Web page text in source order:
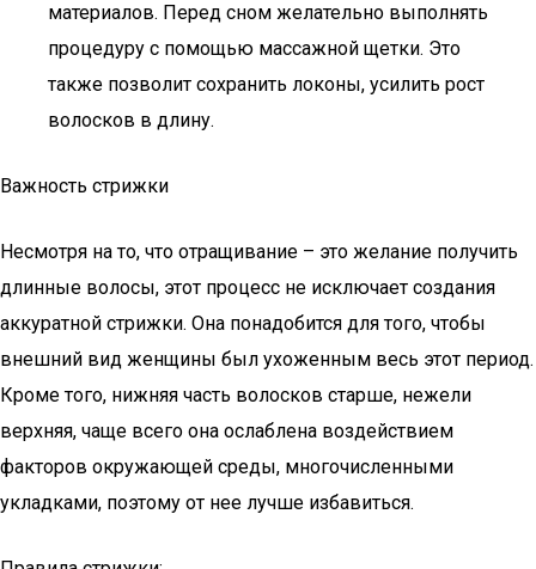
материалов. Перед сном желательно выполнять
процедуру с помощью массажной щетки. Это
также позволит сохранить локоны, усилить рост
волосков в длину.
Важность стрижки
Несмотря на то, что отращивание – это желание получить
длинные волосы, этот процесс не исключает создания
аккуратной стрижки. Она понадобится для того, чтобы
внешний вид женщины был ухоженным весь этот период.
Кроме того, нижняя часть волосков старше, нежели
верхняя, чаще всего она ослаблена воздействием
факторов окружающей среды, многочисленными
укладками, поэтому от нее лучше избавиться.